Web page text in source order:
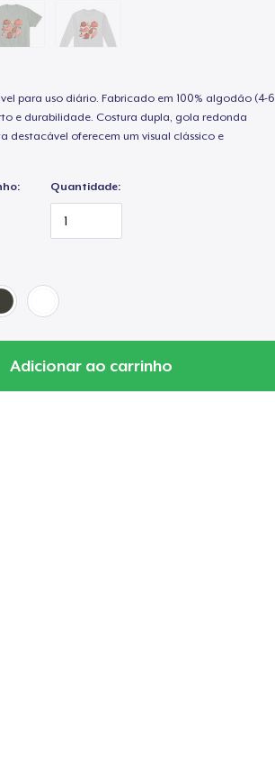
para uso diário. Fabricado em 100% algodão (4-6
e durabilidade. Costura dupla, gola redonda
destacável oferecem um visual clássico e
Quantidade:
Adicionar ao carrinho